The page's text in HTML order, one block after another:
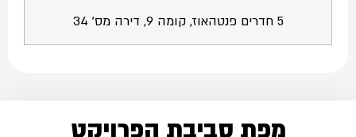
5 חדרים פנטהאוז, קומה 9, דירה מס' 34
מפת סביבת הפרויקט